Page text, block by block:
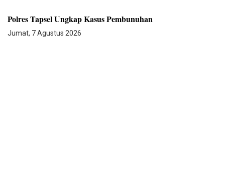
Polres Tapsel Ungkap Kasus Pembunuhan
Jumat, 7 Agustus 2026